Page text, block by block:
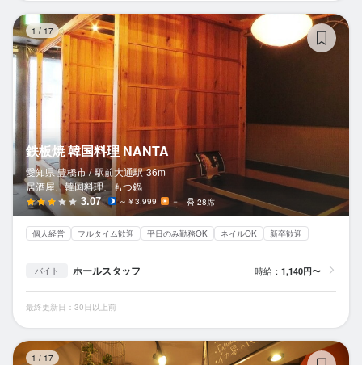
1 / 17
鉄板焼 韓国料理 NANTA
愛知県 豊橋市 / 駅前大通駅 36m
居酒屋、韓国料理、もつ鍋
3.07 ～￥3,999 － 28席
個人経営 フルタイム歓迎 平日のみ勤務OK ネイルOK 新卒歓迎
バイト ホールスタッフ 時給： 1,140円〜
最終更新日：30日以上前
1 / 17